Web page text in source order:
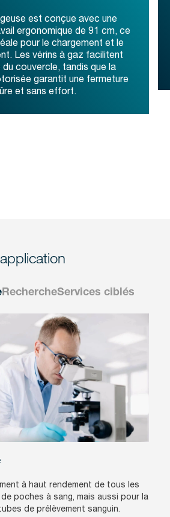
est conçue avec une
ergonomique de 91 cm, ce
pour le chargement et le
Les vérins à gaz facilitent
couvercle, tandis que la
garantit une fermeture
et sans effort.
RechercheServices ciblés
à haut rendement de tous les
poches à sang, mais aussi pour la
de prélèvement sanguin.